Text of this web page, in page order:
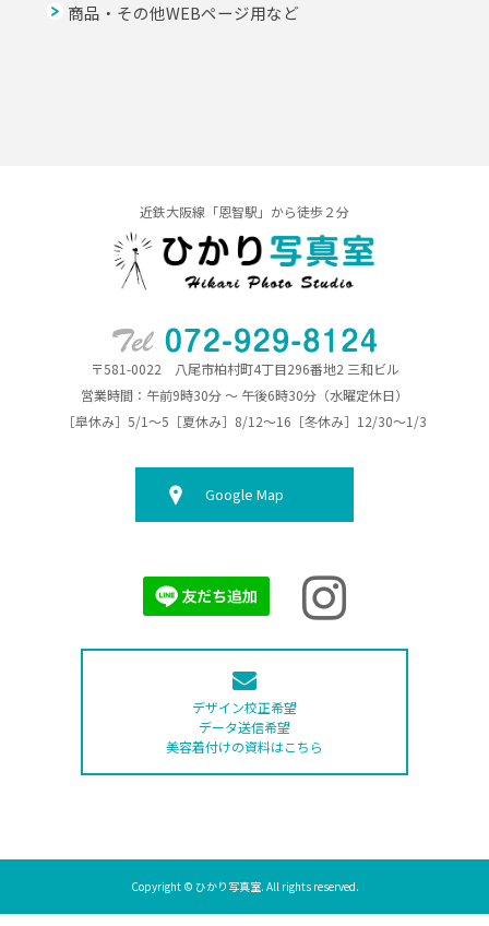
商品・その他WEBページ用など
近鉄大阪線「恩智駅」から徒歩２分
〒581-0022 八尾市柏村町4丁目296番地2 三和ビル
営業時間：午前9時30分 ～ 午後6時30分（水曜定休日）
［皐休み］5/1～5［夏休み］8/12～16［冬休み］12/30～1/3
Google Map
デザイン校正希望
データ送信希望
美容着付けの資料はこちら
Copyright © ひかり写真室. All rights reserved.